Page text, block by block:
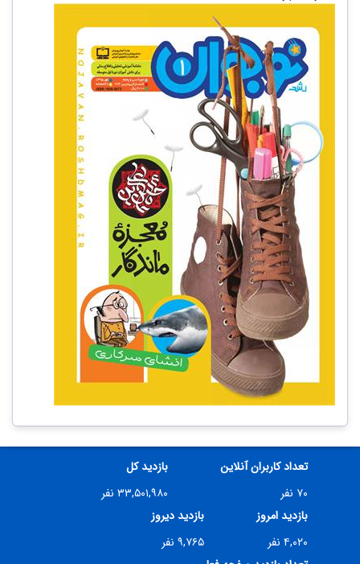
تعداد کاربران آنلاین
۷۰ نفر
بازدید کل
۳۳,۵۰۱,۹۸۰ نفر
بازدید امروز
۴,۰۲۰ نفر
بازدید دیروز
۹,۷۶۵ نفر